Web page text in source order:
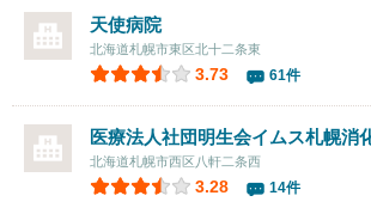
天使病院
北海道札幌市東区北十二条東
3.73 61件
医療法人社団明生会イムス札幌消
北海道札幌市西区八軒二条西
3.28 14件